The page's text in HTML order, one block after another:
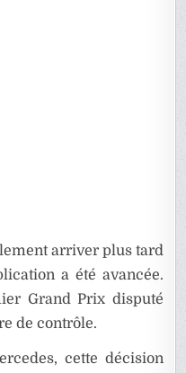
arriver plus tard
a été avancée.
Grand Prix disputé
de contrôle.
cette décision